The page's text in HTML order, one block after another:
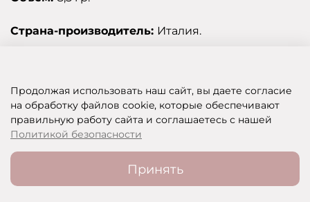
Страна-производитель: Италия.
SHOP OF BEAUTY - МУЛЬТИБРЕНДОВЫЙ ИНТЕРНЕТ-МАГАЗИН КОСМЕТИКИ
Продолжая использовать наш сайт, вы даете согласие
на обработку файлов cookie, которые обеспечивают
правильную работу сайта и соглашаетесь с нашей
Политикой безопасности
Принять